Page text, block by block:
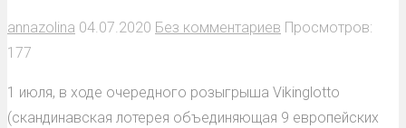
annazolina 04.07.2020 Без комментариев Просмотров:
177
1 июля, в ходе очередного розыгрыша Vikinglotto
(скандинавская лотерея объединяющая 9 европейских